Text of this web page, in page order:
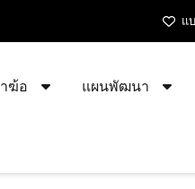
แ
ฆ้อ แผนพัฒนา